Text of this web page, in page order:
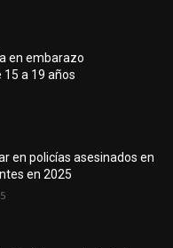
en embarazo
a 19 años
en policías asesinados en
en 2025